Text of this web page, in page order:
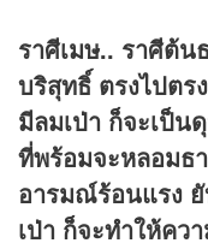
ราศีเมษ.. ราศีต้น
บริสุทธิ์ ตรงไปตร
มีลมเป่า ก็จะเป็น
ที่พร้อมจะหลอมธ
อารมณ์ร้อนแรง ยั
เป่า ก็จะทำให้คว